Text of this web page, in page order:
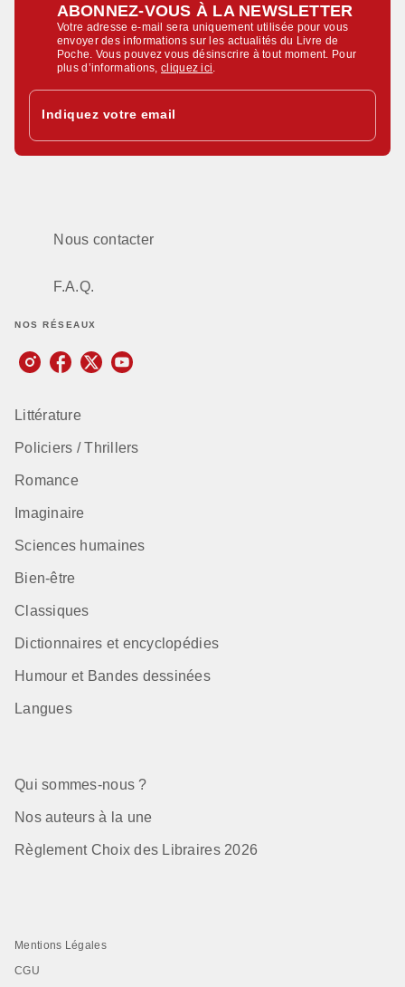
ABONNEZ-VOUS À LA NEWSLETTER
Votre adresse e-mail sera uniquement utilisée pour vous
envoyer des informations sur les actualités du Livre de
Poche. Vous pouvez vous désinscrire à tout moment. Pour
plus d’informations,cliquez ici
Indiquez votre email
Nous contacter
F.A.Q.
NOS RÉSEAUX
Littérature
Policiers / Thrillers
Romance
Imaginaire
Sciences humaines
Bien-être
Classiques
Dictionnaires et encyclopédies
Humour et Bandes dessinées
Langues
Qui sommes-nous ?
Nos auteurs à la une
Règlement Choix des Libraires 2026
Mentions Légales
CGU